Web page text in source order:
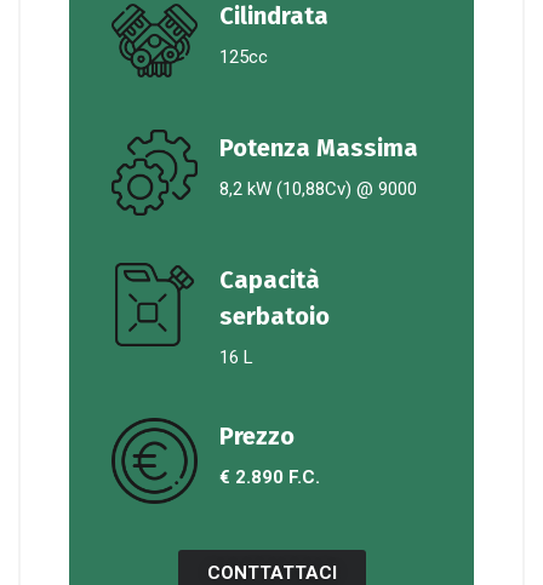
Cilindrata
125cc
Potenza Massima
8,2 kW (10,88Cv) @ 9000
Capacità
serbatoio
16 L
Prezzo
€ 2.890 F.C.
CONTTATTACI